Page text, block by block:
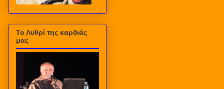
Το Λυθρί της καρδιάς
μας